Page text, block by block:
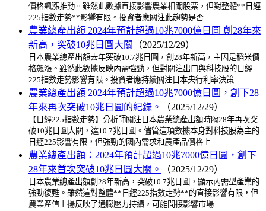
價格飆漲推動。雖然此數據直接影響農業相關股票，但對整體**日經
225指數走勢**影響有限。投資者應關注此趨勢是否
農業總產出額 2024年預計超過10兆7000億日圓 創28年來
新高，突破10兆日圓大關
（2025/12/29）
日本農業總產出額去年突破10.7兆日圓，創28年新高，主因是稻米價
格飆漲。雖然此數據反映內需強勁，但對關注出口與科技股的日經
225指數走勢影響有限。投資者應持續關注日本央行利率決策
農業總產出額 2024年預計超過10兆7000億日圓，創下28
年來再次突破10兆日圓的紀錄。
（2025/12/29）
【日經225指數走勢】分析師關注日本農業總產出額時隔28年再次突
破10兆日圓大關，達10.7兆日圓。儘管這項數據本身對科技股為主的
日經225影響有限，但強勁的國內需求和農產品價格上
農業總產出額：2024年預計超過10兆7000億日圓，創下
28年來首次突破10兆日圓大關。
（2025/12/29）
日本農業總產出額創28年新高，突破10.7兆日圓，顯示內需型產業的
強勁復甦。雖然這對整體**日經225指數走勢**的直接影響有限，但
農業產值上揚反映了通膨壓力持續，可能間接影響市場